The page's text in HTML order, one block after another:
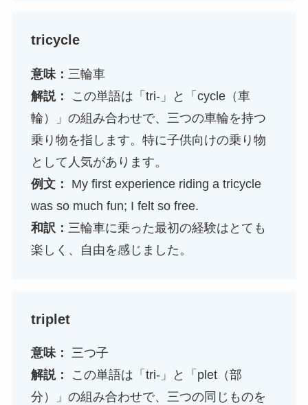
tricycle
意味： 三輪車
解説：
この単語は「tri-」と「cycle（車
輪）」の組み合わせで、三つの車輪を持つ
乗り物を指します。特に子供向けの乗り物
として人気があります。
例文：
My first experience riding a tricycle
was so much fun; I felt so free.
和訳： 三輪車に乗った最初の経験はとても
楽しく、自由を感じました。
triplet
意味： 三つ子
解説：
この単語は「tri-」と「plet（部
分）」の組み合わせで、三つの同じものを